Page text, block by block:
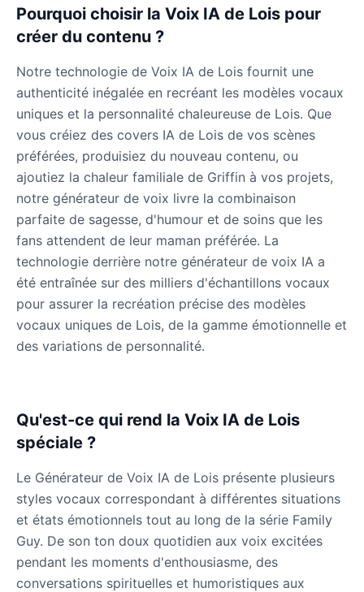
Pourquoi choisir la Voix IA de Lois pour
créer du contenu ?
Notre technologie de Voix IA de Lois fournit une
authenticité inégalée en recréant les modèles vocaux
uniques et la personnalité chaleureuse de Lois. Que
vous créiez des covers IA de Lois de vos scènes
préférées, produisiez du nouveau contenu, ou
ajoutiez la chaleur familiale de Griffin à vos projets,
notre générateur de voix livre la combinaison
parfaite de sagesse, d'humour et de soins que les
fans attendent de leur maman préférée. La
technologie derrière notre générateur de voix IA a
été entraînée sur des milliers d'échantillons vocaux
pour assurer la recréation précise des modèles
vocaux uniques de Lois, de la gamme émotionnelle et
des variations de personnalité.
Qu'est-ce qui rend la Voix IA de Lois
spéciale ?
Le Générateur de Voix IA de Lois présente plusieurs
styles vocaux correspondant à différentes situations
et états émotionnels tout au long de la série Family
Guy. De son ton doux quotidien aux voix excitées
pendant les moments d'enthousiasme, des
conversations spirituelles et humoristiques aux